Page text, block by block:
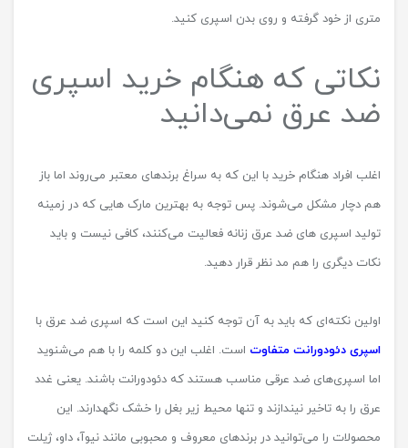
متری از خود گرفته و روی بدن اسپری کنید.
نکاتی که هنگام خرید اسپری
ضد عرق نمی‌دانید
اغلب افراد هنگام خرید با این که به سراغ برندهای معتبر می‌روند اما باز
هم دچار مشکل می‌شوند. پس توجه به بهترین مارک هایی که در زمینه
تولید اسپری های ضد عرق زنانه فعالیت می‌کنند، کافی نیست و باید
نکات دیگری را هم مد نظر قرار دهید.
اولین نکته‌ای که باید به آن توجه کنید این است که اسپری ضد عرق با
اسپری دئودورانت متفاوت است. اغلب این دو کلمه را با هم می‌شنوید
اما اسپری‌های ضد عرقی مناسب هستند که دئودورانت باشند. یعنی غدد
عرق را به تاخیر نیندازند و تنها محیط زیر بغل را خشک نگهدارند. این
محصولات را می‌توانید در برندهای معروف و محبوبی مانند نیوآ، داو، ژیلت